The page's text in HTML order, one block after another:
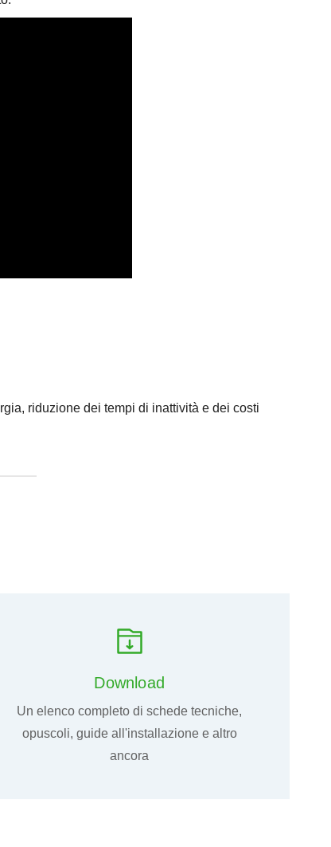
riduzione dei tempi di inattività e dei costi
Download
Un elenco completo di schede tecniche,
opuscoli, guide all'installazione e altro
ancora